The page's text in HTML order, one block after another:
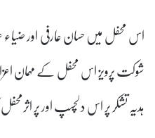
اس محفل میں حسان عارفی اور ضیاء
شوکت پرویز اس محفل کے مہمان
ہدیہ تشکر پر اس دلچسپ اور پر